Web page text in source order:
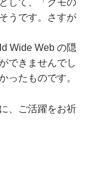
うです。さすが
Wide Web の隠
できませんでし
ったものです。
、ご活躍をお祈